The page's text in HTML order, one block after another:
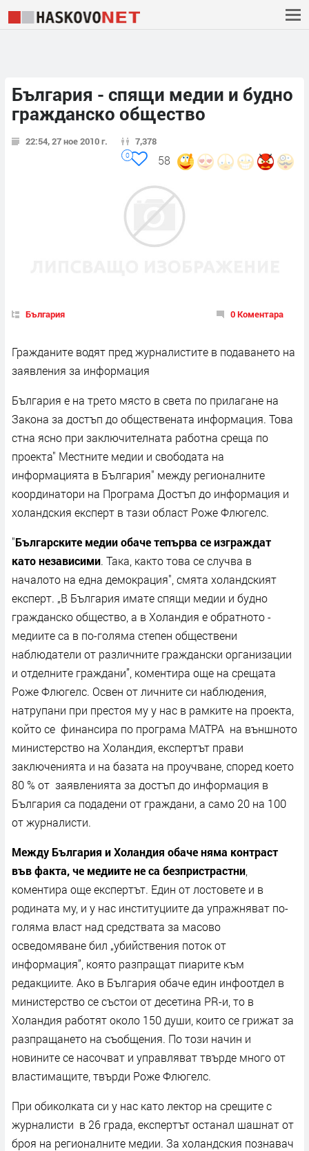
България - спящи медии и будно
гражданско общество
22:54, 27 ное 2010 г. 7,378
58
0
България 0 Коментара
Гражданите водят пред журналистите в подаването на
заявления за информация
България е на трето място в света по прилагане на
Закона за достъп до обществената информация. Това
стна ясно при заключителната работна среща по
проекта" Местните медии и свободата на
информацията в България" между регионалните
координатори на Програма Достъп до информация и
холандския експерт в тази област Роже Флюгелс.
"Българските медии обаче тепърва се изграждат
като независими. Така, както това се случва в
началото на една демокрация", смята холандският
експерт. „В България имате спящи медии и будно
гражданско общество, а в Холандия е обратното -
медиите са в по-голяма степен обществени
наблюдатели от различните граждански организации
и отделните граждани”, коментира още на срещата
Роже Флюгелс. Освен от личните си наблюдения,
натрупани при престоя му у нас в рамките на проекта,
който се финансира по програма МАТРА на външното
министерство на Холандия, експертът прави
заключенията и на базата на проучване, според което
80 % от заявленията за достъп до информация в
България са подадени от граждани, а само 20 на 100
от журналисти.
Между България и Холандия обаче няма контраст
във факта, че медиите не са безпристрастни
коментира още експертът. Един от лостовете и в
родината му, и у нас институциите да упражняват по-
голяма власт над средствата за масово
осведомяване бил „убийствения поток от
информация”, която разпращат пиарите към
редакциите. Ако в България обаче един инфоотдел в
министерство се състои от десетина РR-и, то в
Холандия работят около 150 души, които се грижат за
разпращането на съобщения. По този начин и
новините се насочват и управляват твърде много от
властимащите, твърди Роже Флюгелс.
При обиколката си у нас като лектор на срещите с
журналисти в 26 града, експертът останал шашнат от
броя на регионалните медии. За холандския познавач